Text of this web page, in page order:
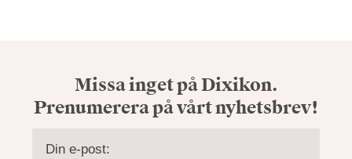
Missa inget på Dixikon.
Prenumerera på vårt nyhetsbrev!